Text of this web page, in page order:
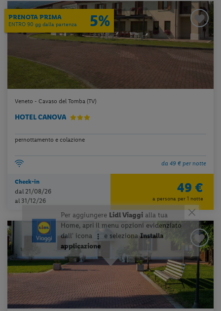
PRENOTA PRIMA
ENTRO 90 gg dalla partenza 5%
Veneto - Cavaso del Tomba (TV)
HOTEL CANOVA
pernottamento e colazione
da 49 € per notte
Check-in
dal 21/08/26
al 31/12/26
49 €
a persona per 1 notte